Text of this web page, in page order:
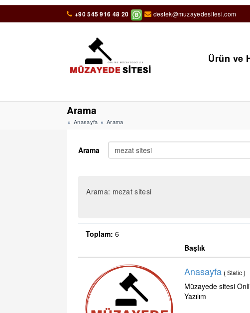
+90 545 916 48 20 destek@muzayedesitesi.com
Ürün ve
Arama
Anasayfa Arama
Arama
Arama: mezat sitesi
Toplam: 6
Başlık
Anasayfa ( Static )
Müzayede sitesi
Yazılım